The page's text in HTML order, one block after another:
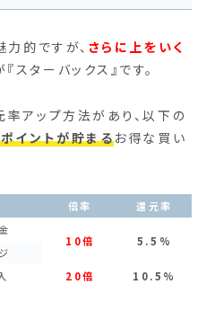
的ですが、 さらに上をいく
スターバックス』です。
アップ方法があり、以下の
イントが貯まるお得な買い
倍率
還元率
10倍
5.5%
20倍 10.5%